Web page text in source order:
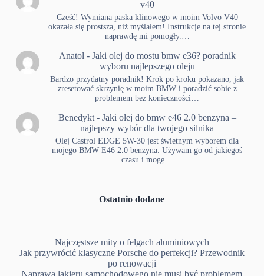
v40
Cześć! Wymiana paska klinowego w moim Volvo V40
okazała się prostsza, niż myślałem! Instrukcje na tej stronie
naprawdę mi pomogły.…
Anatol - Jaki olej do mostu bmw e36? poradnik
wyboru najlepszego oleju
Bardzo przydatny poradnik! Krok po kroku pokazano, jak
zresetować skrzynię w moim BMW i poradzić sobie z
problemem bez konieczności…
Benedykt- Jaki olej do bmw e46 2.0 benzyna –
najlepszy wybór dla twojego silnika
Olej Castrol EDGE 5W-30 jest świetnym wyborem dla
mojego BMW E46 2.0 benzyna. Używam go od jakiegoś
czasu i mogę…
Ostatnio dodane
Najczęstsze mity o felgach aluminiowych
Jak przywrócić klasyczne Porsche do perfekcji? Przewodnik
po renowacji
Naprawa lakieru samochodowego nie musi być problemem